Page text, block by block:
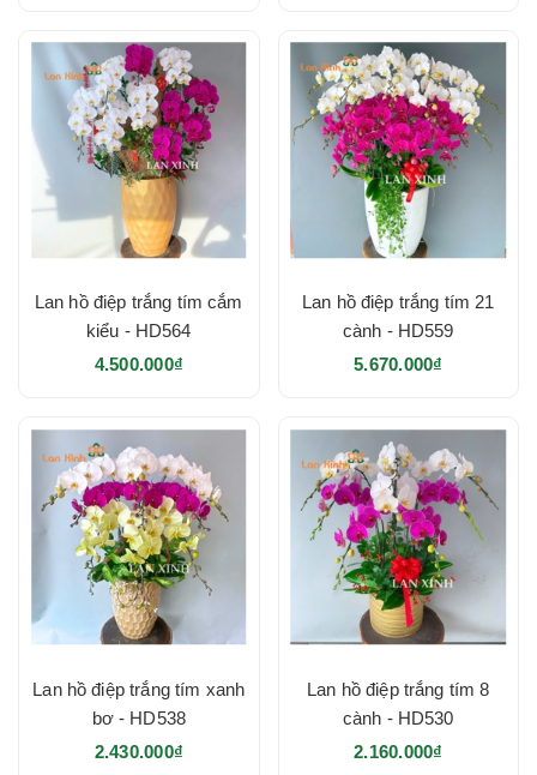
Lan hồ điệp trắng tím cắm
kiểu - HD564
4.500.000₫
Lan hồ điệp trắng tím 21
cành - HD559
5.670.000₫
Lan hồ điệp trắng tím xanh
bơ - HD538
2.430.000₫
Lan hồ điệp trắng tím 8
cành - HD530
2.160.000₫